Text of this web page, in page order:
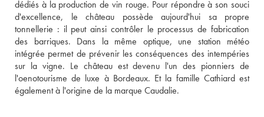
dédiés à la production de vin rouge. Pour répondre à son souci
d'excellence, le château possède aujourd'hui sa propre
tonnellerie : il peut ainsi contrôler le processus de fabrication
des barriques. Dans la même optique, une station météo
intégrée permet de prévenir les conséquences des intempéries
sur la vigne. Le château est devenu l'un des pionniers de
l'oenotourisme de luxe à Bordeaux. Et la famille Cathiard est
également à l'origine de la marque Caudalie.